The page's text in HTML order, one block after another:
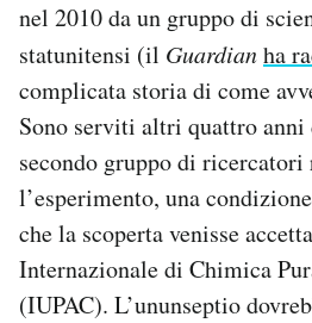
Notifiche mobile
Regala il Post
Hai bisogno di aiuto?
Esci
nel 2010 da un gruppo di
statunitensi (il Guardianha
complicata storia di come
Sono serviti altri quattro
secondo gruppo di
l’esperimento, una
che la scoperta venisse
Internazionale di Chimica
(IUPAC). L’ununseptio